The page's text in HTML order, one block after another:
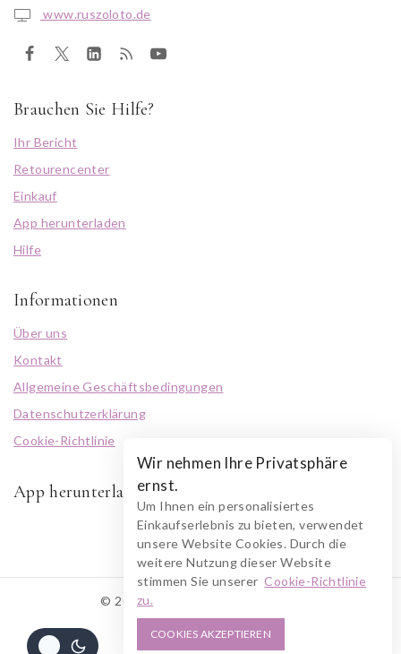
www.ruszoloto.de
Brauchen Sie Hilfe?
Ihr Bericht
Retourencenter
Einkauf
App herunterladen
Hilfe
Informationen
Über uns
Kontakt
Allgemeine Geschäftsbedingungen
Datenschutzerklärung
Cookie-Richtlinie
App herunterladen
© 2026 RUSZOLOTO Akzenz
Wir nehmen Ihre Privatsphäre
ernst.
Um Ihnen ein personalisiertes
Einkaufserlebnis zu bieten, verwendet
unsere Website Cookies. Durch die
weitere Nutzung dieser Website
stimmen Sie unsererCookie-Richtlinie
zu.
COOKIES AKZEPTIEREN